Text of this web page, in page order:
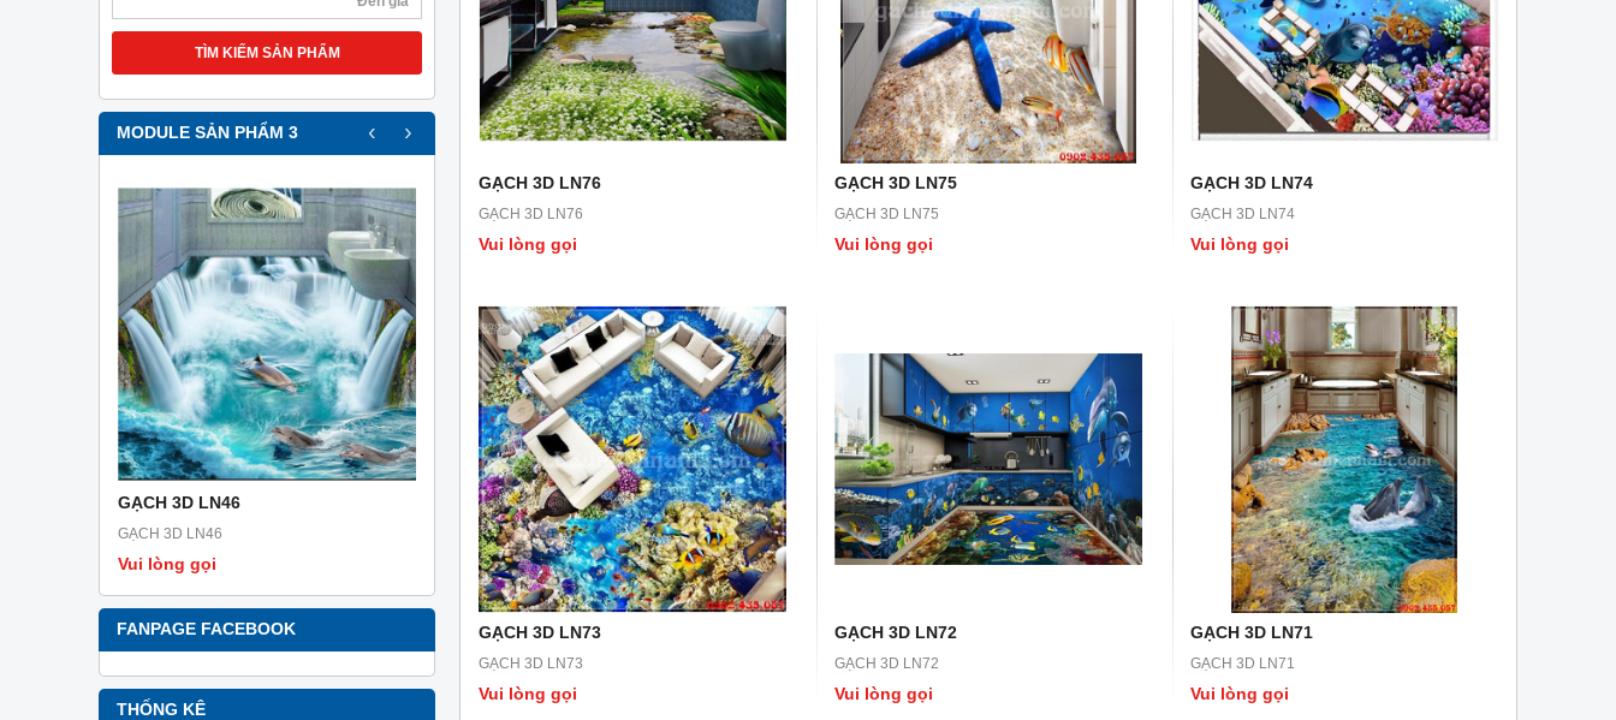
TÌM KIẾM SẢN PHẨM
MODULE SẢN PHẨM 3
GẠCH 3D LN46
GẠCH 3D LN46
Vui lòng gọi
GẠCH 3D LN45
GẠCH 3D LN45
Vui lòng gọi
GẠCH 3D LN44
GẠCH 3D LN44
Vui lòng gọi
GẠCH 3D LN43
GẠCH 3D LN43
Vui lòng gọi
GẠCH 3D LN42
GẠCH 3D LN42
Vui lòng gọi
‹ ›
FANPAGE FACEBOOK
THỐNG KÊ
GẠCH 3D LN76
GẠCH 3D LN76
Vui lòng gọi
GẠCH 3D LN75
GẠCH 3D LN75
Vui lòng gọi
GẠCH 3D LN74
GẠCH 3D LN74
Vui lòng gọi
GẠCH 3D LN73
GẠCH 3D LN73
Vui lòng gọi
GẠCH 3D LN72
GẠCH 3D LN72
Vui lòng gọi
GẠCH 3D LN71
GẠCH 3D LN71
Vui lòng gọi